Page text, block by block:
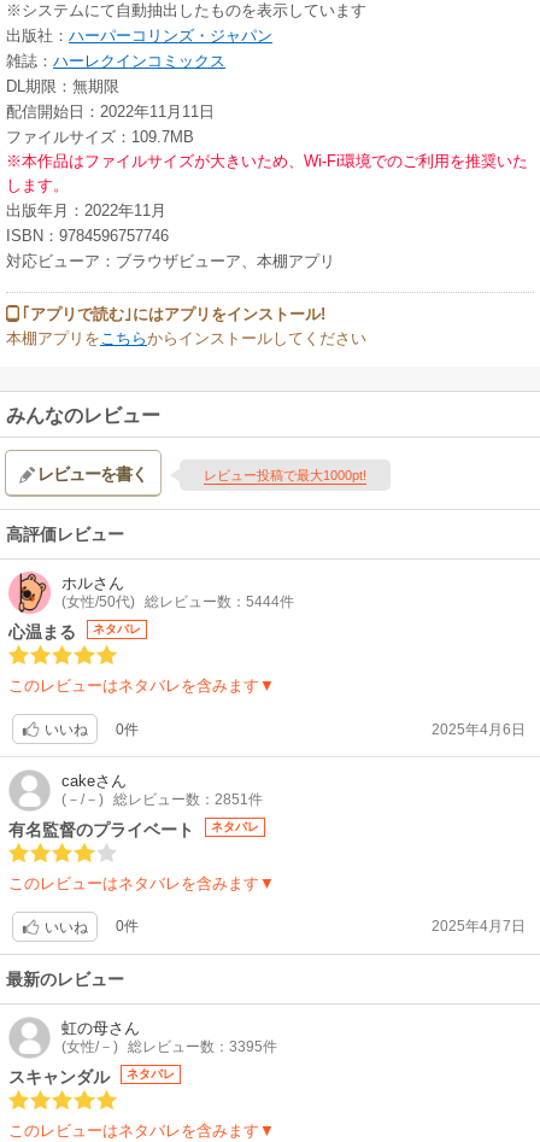
※システムにて自動抽出したものを表示しています
出版社： ハーパーコリンズ・ジャパン
雑誌： ハーレクインコミックス
DL期限：無期限
配信開始日：2022年11月11日
ファイルサイズ：109.7MB
※本作品はファイルサイズが大きいため、Wi-Fi環境でのご利用を推奨いた
します。
出版年月：2022年11月
ISBN：9784596757746
対応ビューア：ブラウザビューア、本棚アプリ
｢アプリで読む｣にはアプリをインストール!
本棚アプリをこちらからインストールしてください
みんなのレビュー
レビューを書く レビュー投稿で最大1000pt!
高評価レビュー
ホルさん
(女性/50代) 総レビュー数：5444件
心温まる ネタバレ
このレビューはネタバレを含みます▼
いいね 0件 2025年4月6日
cakeさん
(－/－) 総レビュー数：2851件
有名監督のプライベート ネタバレ
このレビューはネタバレを含みます▼
いいね 0件 2025年4月7日
最新のレビュー
虹の母さん
(女性/－) 総レビュー数：3395件
スキャンダル ネタバレ
このレビューはネタバレを含みます▼